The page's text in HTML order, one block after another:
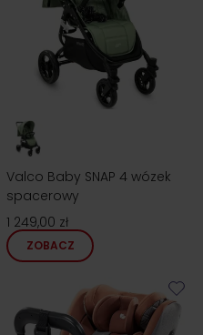
Valco Baby SNAP 4 wózek
spacerowy
1 249,00 zł
ZOBACZ